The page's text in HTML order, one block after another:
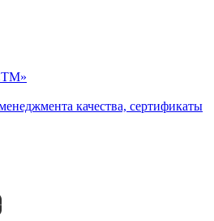
качества, сертификаты